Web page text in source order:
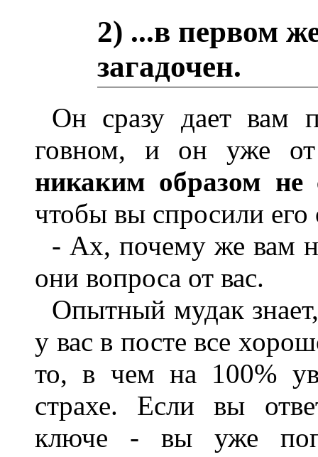
2) ...в первом
загадочен.
Он сразу дает вам
говном, и он уже
никаким образом не
чтобы вы спросили его
- Ах, почему же вам
они вопроса от вас.
Опытный мудак
у вас в посте все
то, в чем на 100%
страхе. Если вы
ключе - вы уже